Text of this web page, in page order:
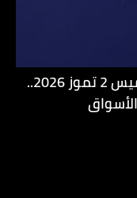
أسعار الدولار في العراق اليوم الخميس 2 تموز 2026..